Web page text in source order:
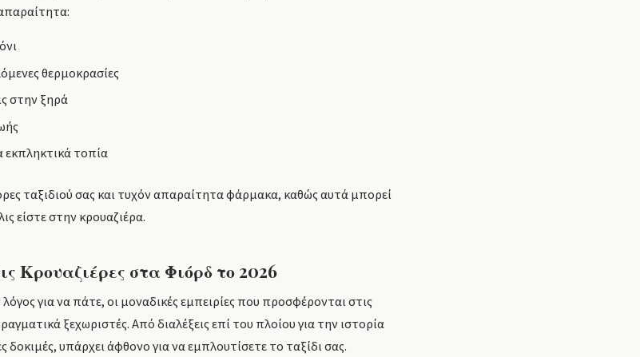
θερμοκρασίες
στην ξηρά
εκπληκτικά τοπία
ταξιδιού σας και τυχόν απαραίτητα φάρμακα, καθώς αυτά μπορεί
είστε στην κρουαζιέρα.
Κρουαζιέρες στα Φιόρδ το 2026
για να πάτε, οι μοναδικές εμπειρίες που προσφέρονται στις
ξεχωριστές. Από διαλέξεις επί του πλοίου για την ιστορία
δοκιμές, υπάρχει άφθονο για να εμπλουτίσετε το ταξίδι σας.